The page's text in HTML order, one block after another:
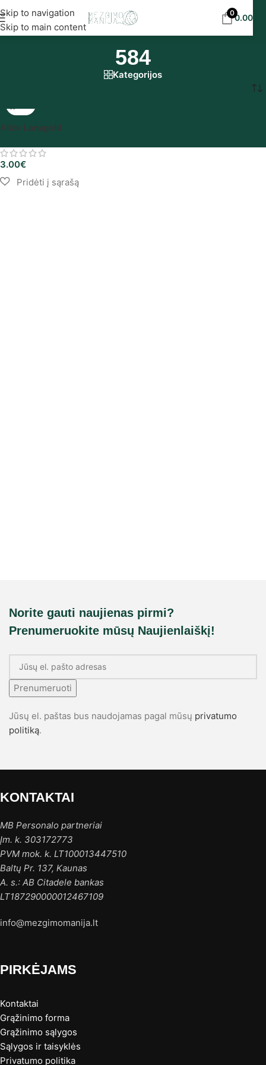
Skip to navigation
Skip to main content
eur!
00.00€
584
Kategorijos
Alize Lanagold
3.00€
Norite gauti naujienas pirmi?
Prenumeruokite mūsų Naujienlaiškį!
Prenumeruoti
Jūsų el. paštas bus naudojamas pagal mūsų privatumo
politiką.
KONTAKTAI
MB Personalo partneriai
Įm. k. 303172773
PVM mok. k. LT100013447510
Baltų Pr. 137, Kaunas
A. s.: AB Citadele bankas
LT187290000012467109
info@mezgimomanija.lt
PIRKĖJAMS
Kontaktai
Grąžinimo forma
Grąžinimo sąlygos
Sąlygos ir taisyklės
Privatumo politika